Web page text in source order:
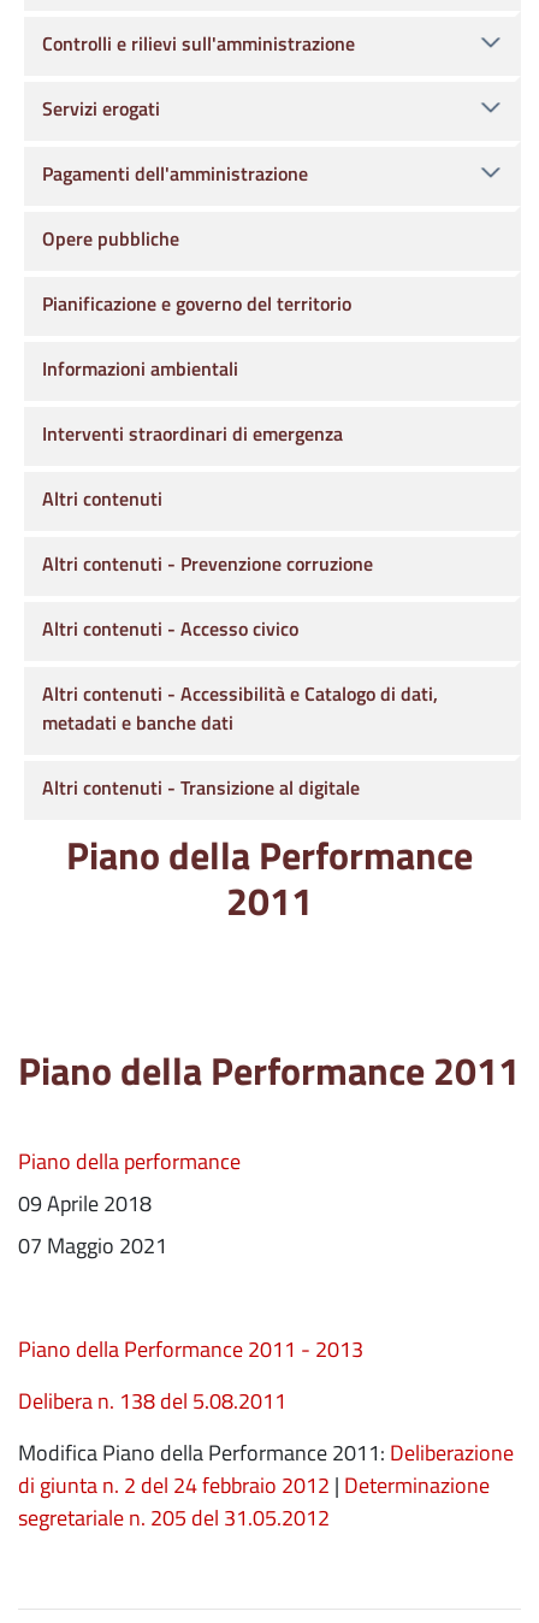
Piano della Performance
2011
Piano della Performance 2011
Piano della performance
09 Aprile 2018
07 Maggio 2021
Piano della Performance 2011 - 2013
Delibera n. 138 del 5.08.2011
Modifica Piano della Performance 2011: Deliberazione
di giunta n. 2 del 24 febbraio 2012 | Determinazione
segretariale n. 205 del 31.05.2012
Controlli e rilievi sull'amministrazione
Servizi erogati
Pagamenti dell'amministrazione
Opere pubbliche
Pianificazione e governo del territorio
Informazioni ambientali
Interventi straordinari di emergenza
Altri contenuti
Altri contenuti - Prevenzione corruzione
Altri contenuti - Accesso civico
Altri contenuti - Accessibilità e Catalogo di dati,
metadati e banche dati
Altri contenuti - Transizione al digitale